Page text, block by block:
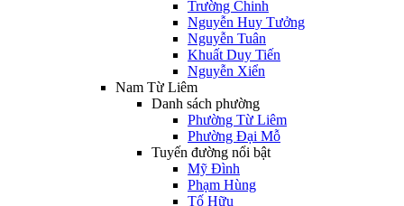
Trường Chinh
Nguyễn Huy Tưởng
Nguyễn Tuân
Khuất Duy Tiến
Nguyễn Xiển
Nam Từ Liêm
Danh sách phường
Phường Từ Liêm
Phường Đại Mỗ
Tuyến đường nổi bật
Mỹ Đình
Phạm Hùng
Tố Hữu